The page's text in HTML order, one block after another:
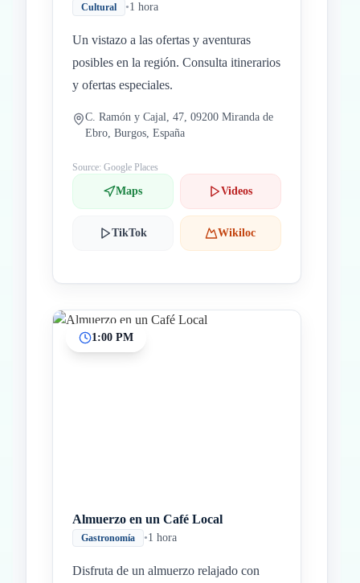
Cultural •1 hora
Un vistazo a las ofertas y aventuras
posibles en la región. Consulta itinerarios
y ofertas especiales.
C. Ramón y Cajal, 47, 09200 Miranda de
Ebro, Burgos, España
Source: Google Places
Maps Videos
TikTok Wikiloc
1:00 PM
Almuerzo en un Café Local
Gastronomía •1 hora
Disfruta de un almuerzo relajado con